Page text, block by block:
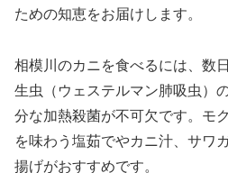
ための知恵をお届けします。
相模川のカニを食べるには、数
生虫（ウェステルマン肺吸虫）
分な加熱殺菌が不可欠です。モ
を味わう塩茹でやカニ汁、サワ
揚げがおすすめです。